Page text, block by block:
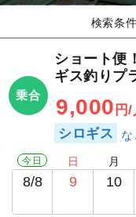
検索条
乗合
ショート便
ギス釣り
9,000 円/
シロギス
今日
8/8
日
9
月
10